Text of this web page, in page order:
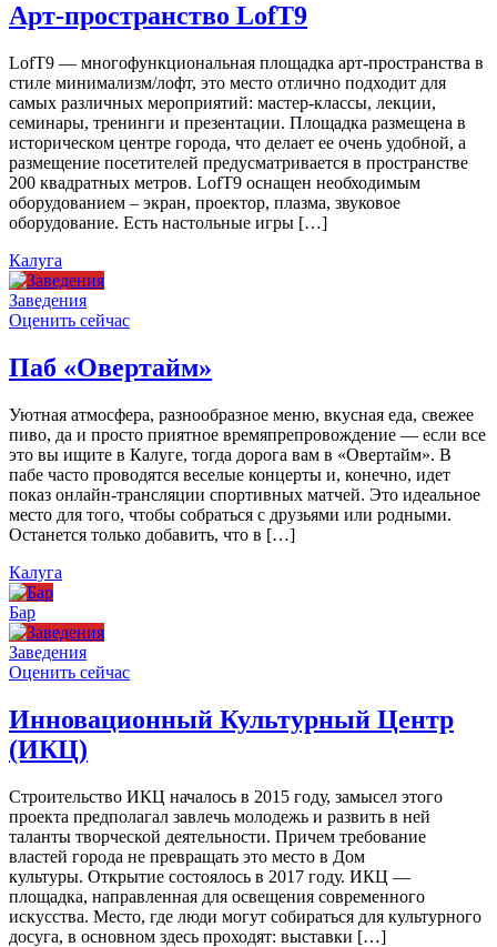
Арт-пространство LofT9
LofT9 — многофункциональная площадка арт-пространства в
стиле минимализм/лофт, это место отлично подходит для
самых различных мероприятий: мастер-классы, лекции,
семинары, тренинги и презентации. Площадка размещена в
историческом центре города, что делает ее очень удобной, а
размещение посетителей предусматривается в пространстве
200 квадратных метров. LofT9 оснащен необходимым
оборудованием – экран, проектор, плазма, звуковое
оборудование. Есть настольные игры […]
Калуга
Заведения
Оценить сейчас
Паб «Овертайм»
Уютная атмосфера, разнообразное меню, вкусная еда, свежее
пиво, да и просто приятное времяпрепровождение — если все
это вы ищите в Калуге, тогда дорога вам в «Овертайм». В
пабе часто проводятся веселые концерты и, конечно, идет
показ онлайн-трансляции спортивных матчей. Это идеальное
место для того, чтобы собраться с друзьями или родными.
Останется только добавить, что в […]
Калуга
Бар
Заведения
Оценить сейчас
Инновационный Культурный Центр
(ИКЦ)
Строительство ИКЦ началось в 2015 году, замысел этого
проекта предполагал завлечь молодежь и развить в ней
таланты творческой деятельности. Причем требование
властей города не превращать это место в Дом
культуры. Открытие состоялось в 2017 году. ИКЦ —
площадка, направленная для освещения современного
искусства. Место, где люди могут собираться для культурного
досуга, в основном здесь проходят: выставки […]